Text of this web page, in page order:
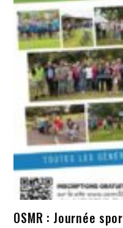
OSMR : Journée